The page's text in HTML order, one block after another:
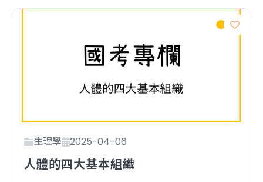
生理學 2025-04-06
人體的四大基本組織